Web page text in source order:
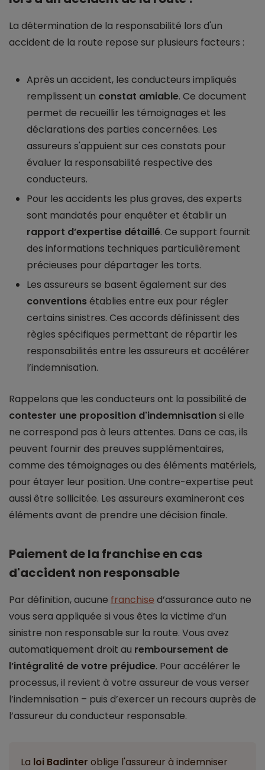
La détermination de la responsabilité lors d'un
accident de la route repose sur plusieurs facteurs :
Après un accident, les conducteurs impliqués
remplissent un constat amiable. Ce document
permet de recueillir les témoignages et les
déclarations des parties concernées. Les
assureurs s'appuient sur ces constats pour
évaluer la responsabilité respective des
conducteurs.
Pour les accidents les plus graves, des experts
sont mandatés pour enquêter et établir un
rapport d’expertise détaillé. Ce support fournit
des informations techniques particulièrement
précieuses pour départager les torts.
Les assureurs se basent également sur des
conventionsétablies entre eux pour régler
certains sinistres. Ces accords définissent des
règles spécifiques permettant de répartir les
responsabilités entre les assureurs et accélérer
l’indemnisation.
Rappelons que les conducteurs ont la possibilité de
contester une proposition d'indemnisationsi elle
ne correspond pas à leurs attentes. Dans ce cas, ils
peuvent fournir des preuves supplémentaires,
comme des témoignages ou des éléments matériels,
pour étayer leur position. Une contre-expertise peut
aussi être sollicitée. Les assureurs examineront ces
éléments avant de prendre une décision finale.
Paiement de la franchise en cas
d'accident non responsable
Par définition, aucune franchise d’assurance auto ne
vous sera appliquée si vous êtes la victime d’un
sinistre non responsable sur la route. Vous avez
automatiquement droit au remboursement de
l’intégralité de votre préjudice. Pour accélérer le
processus, il revient à votre assureur de vous verser
l’indemnisation – puis d’exercer un recours auprès de
l’assureur du conducteur responsable.
La loi Badinter oblige l'assureur à indemniser